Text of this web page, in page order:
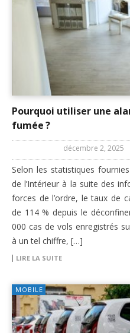
Pourquoi utiliser une
fumée ?
décembre 2, 2025
Selon les statistiques
de l’Intérieur à la suite des
forces de l’ordre, le taux de
de 114 % depuis le
000 cas de vols enregistrés
à un tel chiffre, […]
LIRE LA SUITE
MOBILE